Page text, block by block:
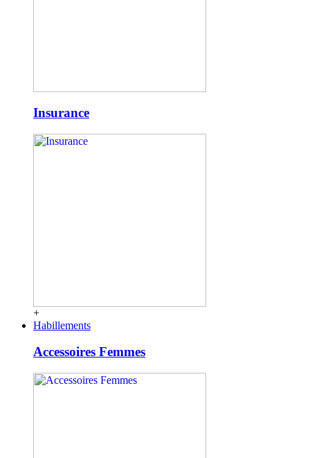
Insurance
+
Habillements
Accessoires Femmes